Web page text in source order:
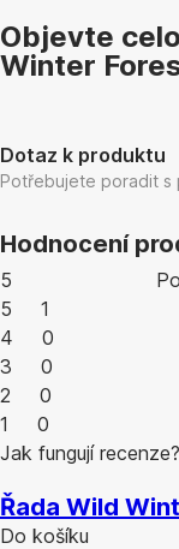
Objevte
Winter
Dotaz k produktu
Potřebujete poradit s
Hodnocení
5
5
1
4
0
3
0
2
0
1
0
Jak fungují recenze?
Řada Wild
Do košíku